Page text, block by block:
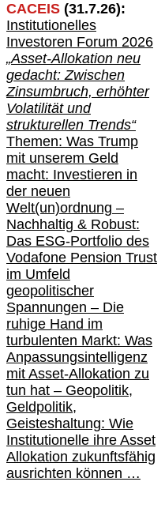
CACEIS (31.7.26):
Institutionelles
Investoren Forum 2026
„Asset-Allokation neu
gedacht: Zwischen
Zinsumbruch, erhöhter
Volatilität und
strukturellen Trends“
Themen: Was Trump
mit unserem Geld
macht: Investieren in
der neuen
Welt(un)ordnung –
Nachhaltig & Robust:
Das ESG-Portfolio des
Vodafone Pension Trust
im Umfeld
geopolitischer
Spannungen – Die
ruhige Hand im
turbulenten Markt: Was
Anpassungsintelligenz
mit Asset-Allokation zu
tun hat – Geopolitik,
Geldpolitik,
Geisteshaltung: Wie
Institutionelle ihre Asset
Allokation zukunftsfähig
ausrichten können …